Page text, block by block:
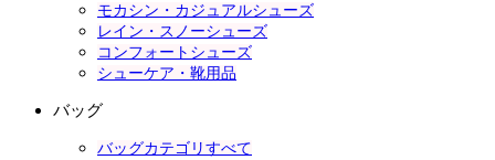
モカシン・カジュアルシューズ
レイン・スノーシューズ
コンフォートシューズ
シューケア・靴用品
バッグ
バッグカテゴリすべて